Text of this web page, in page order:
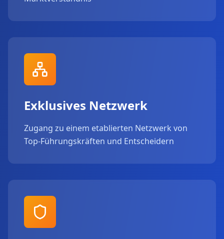
Exklusives Netzwerk
Zugang zu einem etablierten Netzwerk von
Top-Führungskräften und Entscheidern